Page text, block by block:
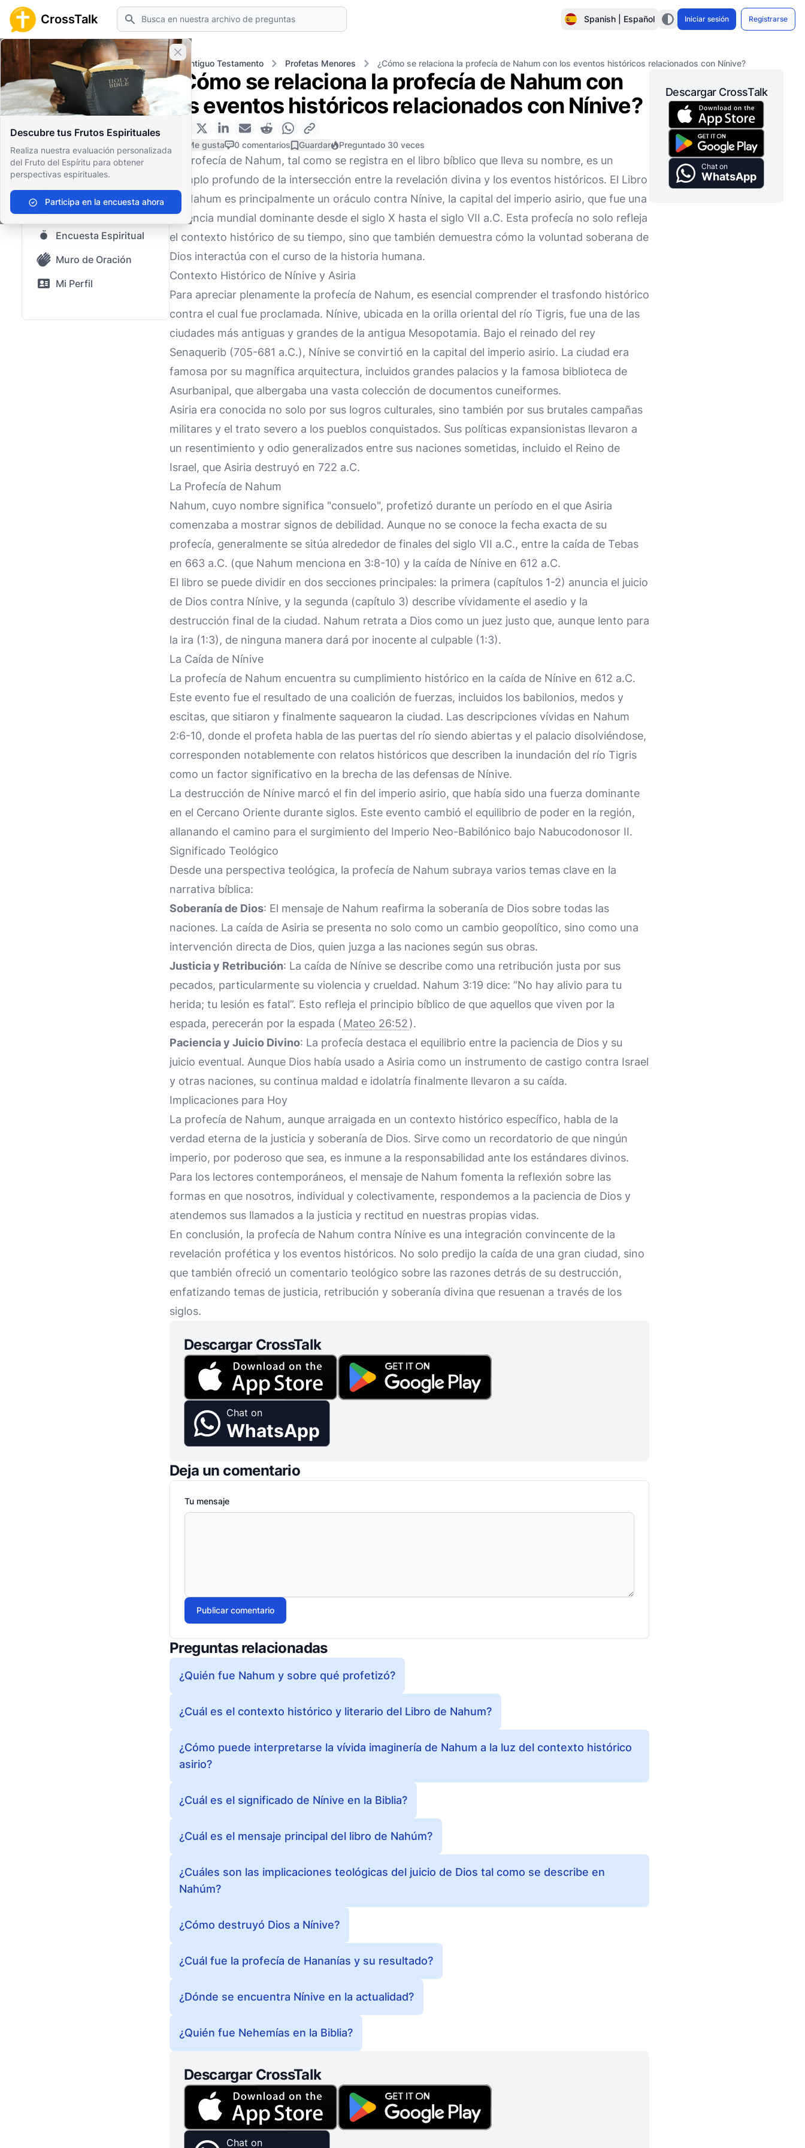
CrossTalk Buscar Spanish | Español Iniciar sesión Registrarse
Cerrar banner
Descubre tus Frutos Espirituales
Realiza nuestra evaluación personalizada
del Fruto del Espíritu para obtener
perspectivas espirituales.
Participa en la encuesta ahora
Inicio Archivo de Preguntas Antiguo Testamento Profetas Menores ¿Cómo se relaciona la profecía de Nahum con los eventos históricos relacionados con Nínive?
Inicio
Archivo de Preguntas
Nuestro blog
Contenido guardado
Preguntas Populares
Biblia Sagrada
Encuesta Espiritual
Muro de Oración
Mi Perfil
¿Cómo se relaciona la profecía de Nahum con
los eventos históricos relacionados con Nínive?
0 Me gusta 0 comentarios Guardar Preguntado 30 veces
La profecía de Nahum, tal como se registra en el libro bíblico que lleva su nombre, es un
ejemplo profundo de la intersección entre la revelación divina y los eventos históricos. El Libro
de Nahum es principalmente un oráculo contra Nínive, la capital del imperio asirio, que fue una
potencia mundial dominante desde el siglo X hasta el siglo VII a.C. Esta profecía no solo refleja
el contexto histórico de su tiempo, sino que también demuestra cómo la voluntad soberana de
Dios interactúa con el curso de la historia humana.
Contexto Histórico de Nínive y Asiria
Para apreciar plenamente la profecía de Nahum, es esencial comprender el trasfondo histórico
contra el cual fue proclamada. Nínive, ubicada en la orilla oriental del río Tigris, fue una de las
ciudades más antiguas y grandes de la antigua Mesopotamia. Bajo el reinado del rey
Senaquerib (705-681 a.C.), Nínive se convirtió en la capital del imperio asirio. La ciudad era
famosa por su magnífica arquitectura, incluidos grandes palacios y la famosa biblioteca de
Asurbanipal, que albergaba una vasta colección de documentos cuneiformes.
Asiria era conocida no solo por sus logros culturales, sino también por sus brutales campañas
militares y el trato severo a los pueblos conquistados. Sus políticas expansionistas llevaron a
un resentimiento y odio generalizados entre sus naciones sometidas, incluido el Reino de
Israel, que Asiria destruyó en 722 a.C.
La Profecía de Nahum
Nahum, cuyo nombre significa "consuelo", profetizó durante un período en el que Asiria
comenzaba a mostrar signos de debilidad. Aunque no se conoce la fecha exacta de su
profecía, generalmente se sitúa alrededor de finales del siglo VII a.C., entre la caída de Tebas
en 663 a.C. (que Nahum menciona en 3:8-10) y la caída de Nínive en 612 a.C.
El libro se puede dividir en dos secciones principales: la primera (capítulos 1-2) anuncia el juicio
de Dios contra Nínive, y la segunda (capítulo 3) describe vívidamente el asedio y la
destrucción final de la ciudad. Nahum retrata a Dios como un juez justo que, aunque lento para
la ira (1:3), de ninguna manera dará por inocente al culpable (1:3).
La Caída de Nínive
La profecía de Nahum encuentra su cumplimiento histórico en la caída de Nínive en 612 a.C.
Este evento fue el resultado de una coalición de fuerzas, incluidos los babilonios, medos y
escitas, que sitiaron y finalmente saquearon la ciudad. Las descripciones vívidas en Nahum
2:6-10, donde el profeta habla de las puertas del río siendo abiertas y el palacio disolviéndose,
corresponden notablemente con relatos históricos que describen la inundación del río Tigris
como un factor significativo en la brecha de las defensas de Nínive.
La destrucción de Nínive marcó el fin del imperio asirio, que había sido una fuerza dominante
en el Cercano Oriente durante siglos. Este evento cambió el equilibrio de poder en la región,
allanando el camino para el surgimiento del Imperio Neo-Babilónico bajo Nabucodonosor II.
Significado Teológico
Desde una perspectiva teológica, la profecía de Nahum subraya varios temas clave en la
narrativa bíblica:
Soberanía de Dios: El mensaje de Nahum reafirma la soberanía de Dios sobre todas las
naciones. La caída de Asiria se presenta no solo como un cambio geopolítico, sino como una
intervención directa de Dios, quien juzga a las naciones según sus obras.
Justicia y Retribución: La caída de Nínive se describe como una retribución justa por sus
pecados, particularmente su violencia y crueldad. Nahum 3:19 dice: “No hay alivio para tu
herida; tu lesión es fatal”. Esto refleja el principio bíblico de que aquellos que viven por la
espada, perecerán por la espada ( Mateo 26:52).
Paciencia y Juicio Divino: La profecía destaca el equilibrio entre la paciencia de Dios y su
juicio eventual. Aunque Dios había usado a Asiria como un instrumento de castigo contra Israel
y otras naciones, su continua maldad e idolatría finalmente llevaron a su caída.
Implicaciones para Hoy
La profecía de Nahum, aunque arraigada en un contexto histórico específico, habla de la
verdad eterna de la justicia y soberanía de Dios. Sirve como un recordatorio de que ningún
imperio, por poderoso que sea, es inmune a la responsabilidad ante los estándares divinos.
Para los lectores contemporáneos, el mensaje de Nahum fomenta la reflexión sobre las
formas en que nosotros, individual y colectivamente, respondemos a la paciencia de Dios y
atendemos sus llamados a la justicia y rectitud en nuestras propias vidas.
En conclusión, la profecía de Nahum contra Nínive es una integración convincente de la
revelación profética y los eventos históricos. No solo predijo la caída de una gran ciudad, sino
que también ofreció un comentario teológico sobre las razones detrás de su destrucción,
enfatizando temas de justicia, retribución y soberanía divina que resuenan a través de los
siglos.
Descargar CrossTalk
Chat on
WhatsApp
Deja un comentario
Tu mensaje
Publicar comentario
Preguntas relacionadas
¿Quién fue Nahum y sobre qué profetizó?
¿Cuál es el contexto histórico y literario del Libro de Nahum?
¿Cómo puede interpretarse la vívida imaginería de Nahum a la luz del contexto histórico
asirio?
¿Cuál es el significado de Nínive en la Biblia?
¿Cuál es el mensaje principal del libro de Nahúm?
¿Cuáles son las implicaciones teológicas del juicio de Dios tal como se describe en
Nahúm?
¿Cómo destruyó Dios a Nínive?
¿Cuál fue la profecía de Hananías y su resultado?
¿Dónde se encuentra Nínive en la actualidad?
¿Quién fue Nehemías en la Biblia?
Descargar CrossTalk
Chat on
Descargar CrossTalk
Chat on
WhatsApp